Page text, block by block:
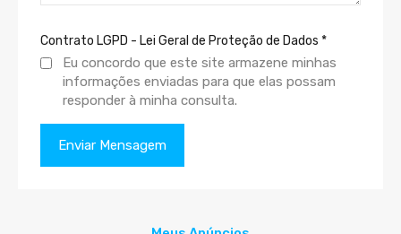
Contrato LGPD - Lei Geral de Proteção de Dados *
Eu concordo que este site armazene minhas
informações enviadas para que elas possam
responder à minha consulta.